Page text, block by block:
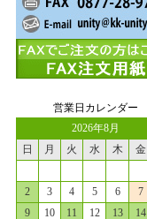
営業日カレンダー
2026年8月
日
月 火 水 木 金
2
3 4 5 6 7
9
10 11 12 13 14